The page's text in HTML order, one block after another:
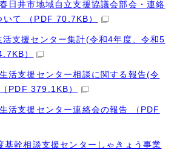
日井市地域自立支援協議会部会・連絡
いて （PDF 70.7KB）
支援センター集計(令和4年度、令和5
）
活支援センター相談に関する報告(令
PDF 379.1KB）
活支援センター連絡会の報告 （PDF
基幹相談支援センターしゃきょう事業